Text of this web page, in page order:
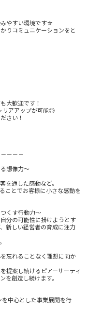
やすい環境です☆
りコミュニケーションをと
大歓迎です！
リアアップが可能◎
さい！
－－－－－－－－－－－－－
－－－
想像力～
を通した感動など。
ことでお客様に小さな感動を
くす行動力～
分の可能性に掛けようとす
新しい経営者の育成に注力
忘れることなく理想に向か
提案し続けるピアーサーティ
を創造し続けます。
中心とした事業展開を行